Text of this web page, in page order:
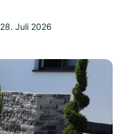
28. Juli 2026